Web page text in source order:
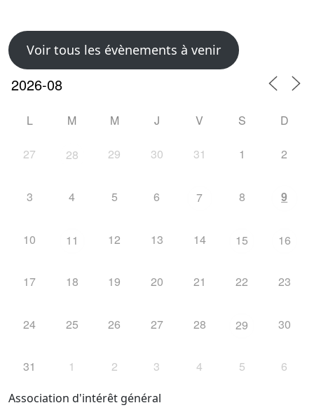
Voir tous les évènements à venir
L M M J V S D
27 28 29 30 31 1 2
3 4 5 6 7 8 9
10 11 12 13 14 15 16
17 18 19 20 21 22 23
24 25 26 27 28 29 30
31 1 2 3 4 5 6
Association d'intérêt général